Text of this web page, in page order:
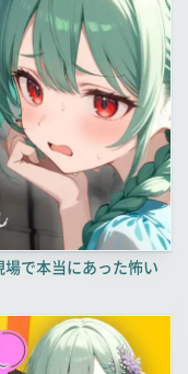
で本当にあった怖い